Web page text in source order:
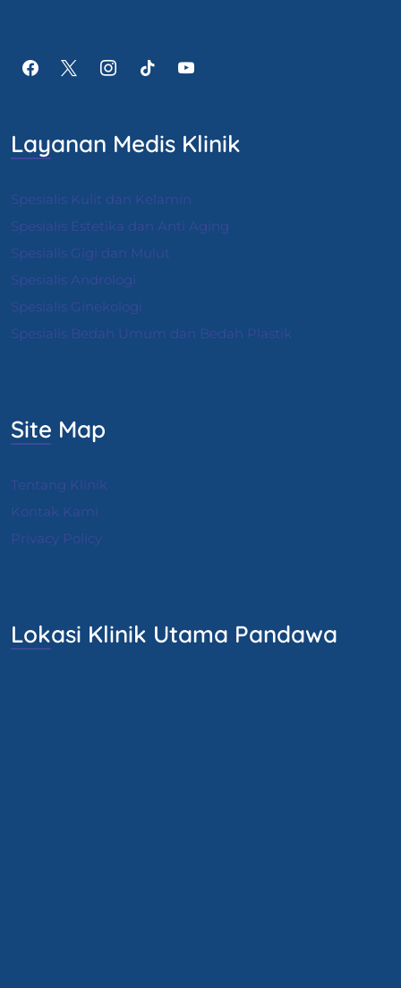
Layanan Medis Klinik
Spesialis Kulit dan Kelamin
Spesialis Estetika dan Anti Aging
Spesialis Gigi dan Mulut
Spesialis Andrologi
Spesialis Ginekologi
Spesialis Bedah Umum dan Bedah Plastik
Site Map
Tentang Klinik
Kontak Kami
Privacy Policy
Lokasi Klinik Utama Pandawa